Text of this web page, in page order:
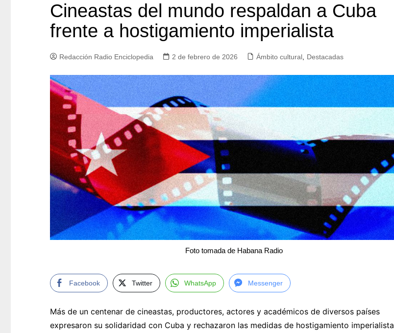
Cineastas del mundo respaldan a Cuba
frente a hostigamiento imperialista
Redacción Radio Enciclopedia 2 de febrero de 2026 Ámbito cultural Destacadas
Foto tomada de Habana Radio
Facebook Twitter WhatsApp Messenger
Más de un centenar de cineastas, productores, actores y académicos de diversos países
expresaron su solidaridad con Cuba y rechazaron las medidas de hostigamiento imperialista